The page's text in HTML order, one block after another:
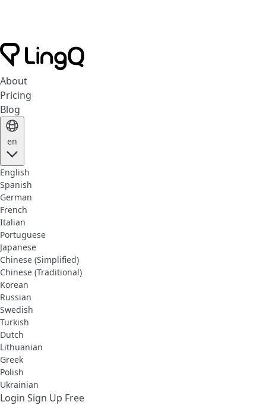
About
Pricing
Blog
en
English
Spanish
German
French
Italian
Portuguese
Japanese
Chinese (Simplified)
Chinese (Traditional)
Korean
Russian
Swedish
Turkish
Dutch
Lithuanian
Greek
Polish
Ukrainian
Login Sign Up Free